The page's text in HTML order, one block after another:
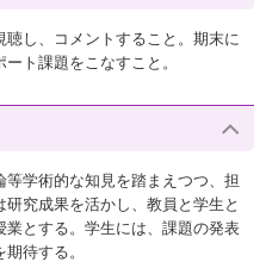
し、コメントすること。期末に
ト課題をこなすこと。
学術的な知見を踏まえつつ、担
究成果を活かし、教員と学生と
とする。学生には、課題の発表
待する。